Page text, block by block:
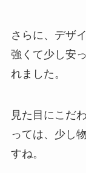
さらに、デザ
強くて少し安
れました。
見た目にこだ
っては、少し
すね。